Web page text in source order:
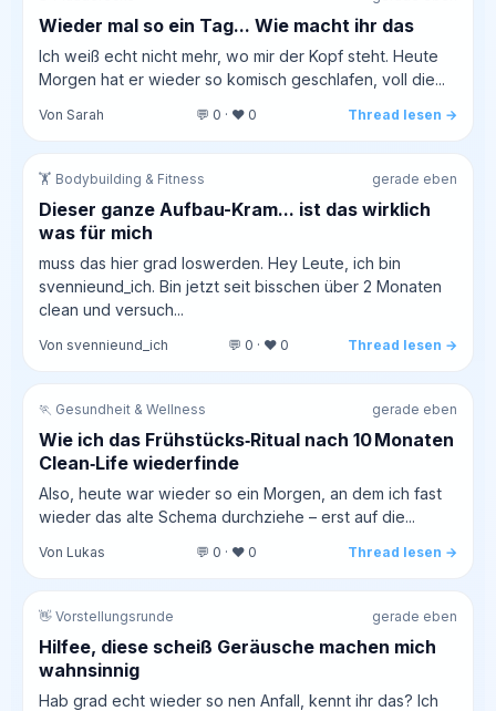
Wieder mal so ein Tag... Wie macht ihr das
Ich weiß echt nicht mehr, wo mir der Kopf steht. Heute
Morgen hat er wieder so komisch geschlafen, voll die...
Von Sarah 💬 0 · ❤️ 0 Thread lesen →
🏋️ Bodybuilding & Fitness gerade eben
Dieser ganze Aufbau-Kram... ist das wirklich
was für mich
muss das hier grad loswerden. Hey Leute, ich bin
svennieund_ich. Bin jetzt seit bisschen über 2 Monaten
clean und versuch...
Von svennieund_ich 💬 0 · ❤️ 0 Thread lesen →
🏃 Gesundheit & Wellness gerade eben
Wie ich das Frühstücks‑Ritual nach 10 Monaten
Clean‑Life wiederfinde
Also, heute war wieder so ein Morgen, an dem ich fast
wieder das alte Schema durchziehe – erst auf die...
Von Lukas 💬 0 · ❤️ 0 Thread lesen →
👋 Vorstellungsrunde gerade eben
Hilfee, diese scheiß Geräusche machen mich
wahnsinnig
Hab grad echt wieder so nen Anfall, kennt ihr das? Ich